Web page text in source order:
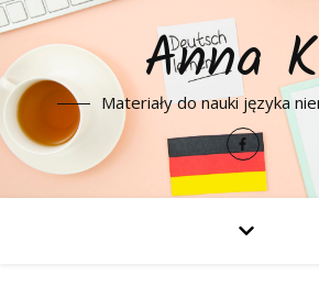
Anna
Materiały do nauki języka